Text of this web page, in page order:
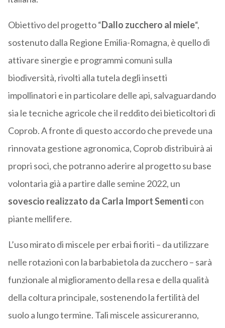
Obiettivo del progetto “Dallo zucchero al miele“,
sostenuto dalla Regione Emilia-Romagna, è quello di
attivare sinergie e programmi comuni sulla
biodiversità, rivolti alla tutela degli insetti
impollinatori e in particolare delle api, salvaguardando
sia le tecniche agricole che il reddito dei bieticoltori di
Coprob. A fronte di questo accordo che prevede una
rinnovata gestione agronomica, Coprob distribuirà ai
propri soci, che potranno aderire al progetto su base
volontaria già a partire dalle semine 2022, un
sovescio realizzato da Carla Import Sementicon
piante mellifere.
L’uso mirato di miscele per erbai fioriti – da utilizzare
nelle rotazioni con la barbabietola da zucchero – sarà
funzionale al miglioramento della resa e della qualità
della coltura principale, sostenendo la fertilità del
suolo a lungo termine. Tali miscele assicureranno,